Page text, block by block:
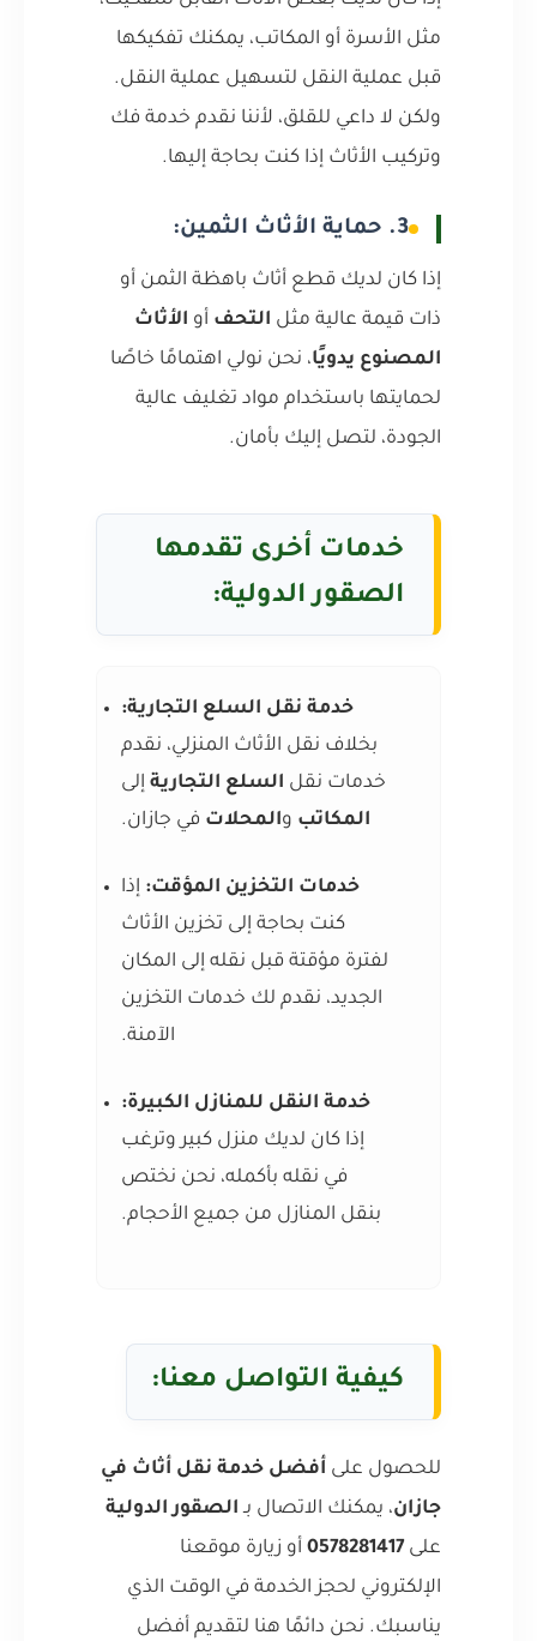
مثل الأسرة أو المكاتب، يمكنك تفكيكها
قبل عملية النقل لتسهيل عملية النقل.
ولكن لا داعي للقلق، لأننا نقدم خدمة فك
وتركيب الأثاث إذا كنت بحاجة إليها.
3. حماية الأثاث الثمين:
إذا كان لديك قطع أثاث باهظة الثمن أو
ذات قيمة عالية مثل التحف أو الأثاث
المصنوع يدويًا، نحن نولي اهتمامًا خاصًا
لحمايتها باستخدام مواد تغليف عالية
الجودة، لتصل إليك بأمان.
خدمات أخرى تقدمها
الصقور الدولية:
خدمة نقل السلع التجارية:
بخلاف نقل الأثاث المنزلي، نقدم
خدمات نقل السلع التجارية إلى
المكاتب والمحلات في جازان.
خدمات التخزين المؤقت: إذا
كنت بحاجة إلى تخزين الأثاث
لفترة مؤقتة قبل نقله إلى المكان
الجديد، نقدم لك خدمات التخزين
الآمنة.
خدمة النقل للمنازل الكبيرة:
إذا كان لديك منزل كبير وترغب
في نقله بأكمله، نحن نختص
بنقل المنازل من جميع الأحجام.
كيفية التواصل معنا:
للحصول على أفضل خدمة نقل أثاث في
جازان، يمكنك الاتصال بـ الصقور الدولية
على 0578281417 أو زيارة موقعنا
الإلكتروني لحجز الخدمة في الوقت الذي
يناسبك. نحن دائمًا هنا لتقديم أفضل